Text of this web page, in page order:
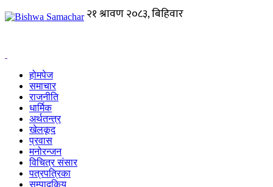
होमपेज
समाचार
राजनीति
धार्मिक
अर्थतन्त्र
खेलकूद
प्रवास
मनोरन्जन
विचित्र संसार
पत्रपत्रिका
सम्पादकिय